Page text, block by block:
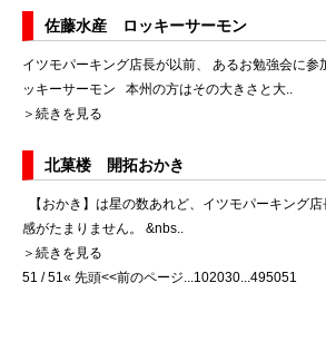
佐藤水産 ロッキーサーモン
イツモパーキング店長が以前、 あるお勉強会に
ッキーサーモン 本州の方はその大きさと大..
＞続きを見る
北菓楼 開拓おかき
【おかき】は星の数あれど、イツモパーキング
感がたまりません。 &nbs..
＞続きを見る
51 / 51« 先頭<<前のページ...102030...495051